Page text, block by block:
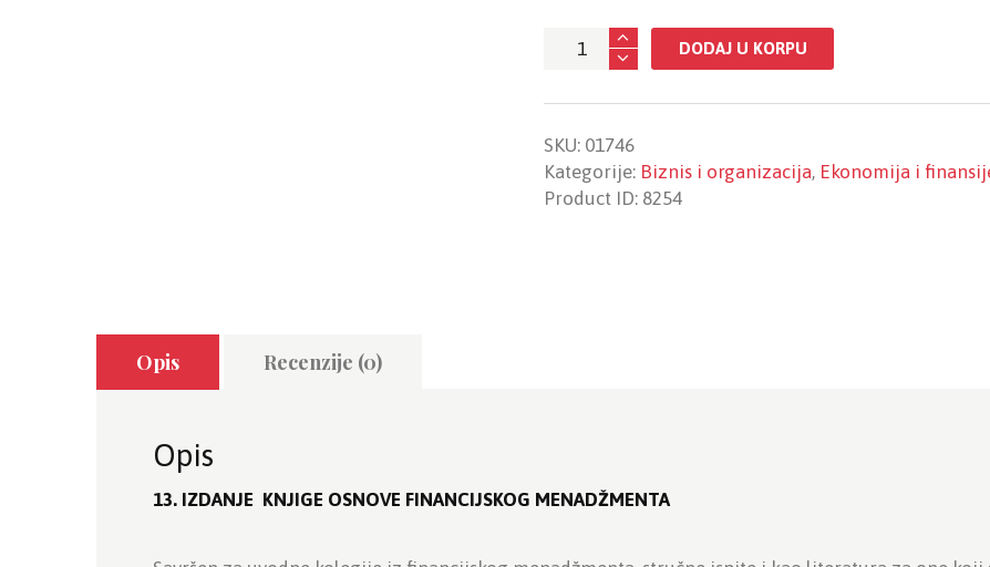
Osnove
financijskog
DODAJ U KORPU
SKU: 01746
Kategorije: Biznis i organizacija, Ekonomija i
Product ID: 8254
Opis Recenzije (0)
Opis
13. IZDANJE KNJIGE OSNOVE FINANCIJSKOG MENADŽMENTA